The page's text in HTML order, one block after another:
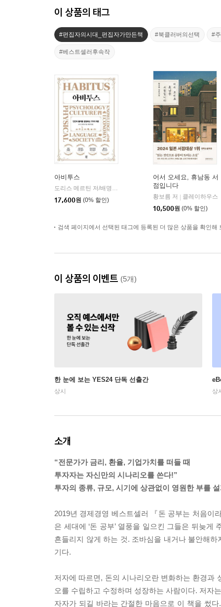
이 상품의 태그
#편집자의시대_편집자가만든책 #북클러버의선택 #
#베스트셀러후속작
아비투스
17,600원 (0% 할인)
어서 오세요, 휴남동 서
점입니다
황보름 저 | 클레이하우스
10,500원 (0% 할인)
검색 페이지에서 선택된 태그에 등록된 더 많은 상품을 확인해
이 상품의 이벤트 (5개)
한 눈에 보는 YES24 단독 선출간
상시 상
소개
“전문가가 금리, 환율, 기업가치를 떠들 때
투자자는 자신만의 시나리오를 쓴다!”
투자의 종류, 규모, 시기에 상관없이 영원한 부를
2019년 경제경영 베스트셀러 『돈 공부는 처음이
은 세대에 ‘돈 공부’ 열풍을 일으킨 그들은 뒤늦
흔들리지 않게 하는 것. 조바심을 내거나 불안해
기다.
저자에 따르면, 돈의 시나리오란 변화하는 환경과
오를 수립하고 수정하며 성장하는 사람이다. 저자
자자가 되길 바라는 간절한 마음으로 이 책을 썼